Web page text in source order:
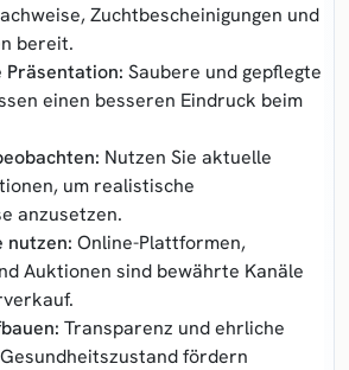
Zuchtbescheinigungen und
bereit.
Präsentation: Saubere und gepflegte
einen besseren Eindruck beim
Nutzen Sie aktuelle
um realistische
anzusetzen.
nutzen: Online-Plattformen,
Auktionen sind bewährte Kanäle
Transparenz und ehrliche
fördern